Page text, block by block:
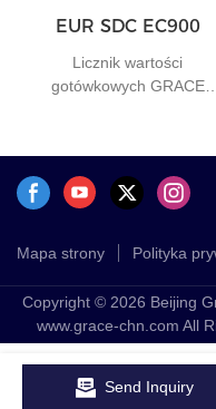
EUR SDC EC900
Licznik wartości
gotówkowych GRACE
Mapa strony Polityka
Copyright © 2026 Beijing
www.grace-chn.com All
Send Inquiry